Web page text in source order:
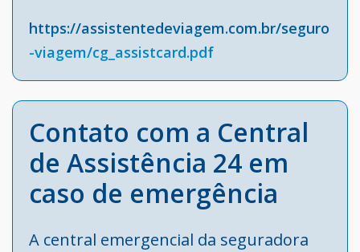
https://assistentedeviagem.com.br/seguro
-viagem/cg_assistcard.pdf
Contato com a Central
de Assistência 24 em
caso de emergência
A central emergencial da seguradora